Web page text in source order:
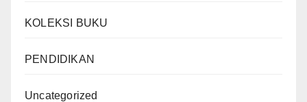
KOLEKSI BUKU
PENDIDIKAN
Uncategorized